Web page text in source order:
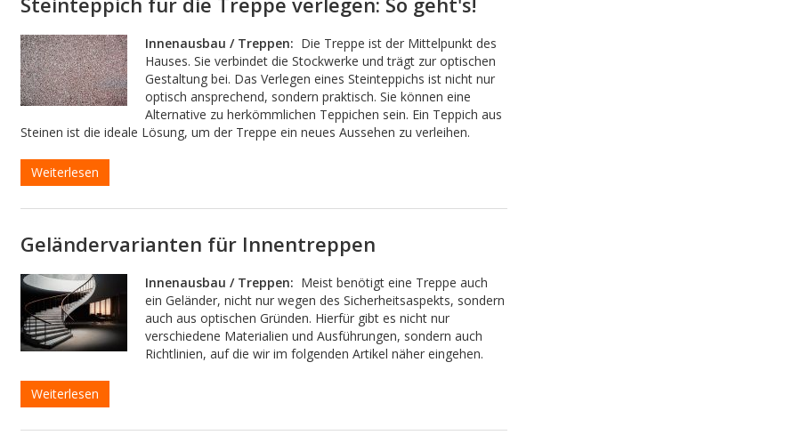
Innenausbau / Treppen: Die Treppe ist der Mittelpunkt des
Hauses. Sie verbindet die Stockwerke und trägt zur optischen
Gestaltung bei. Das Verlegen eines Steinteppichs ist nicht nur
optisch ansprechend, sondern praktisch. Sie können eine
Alternative zu herkömmlichen Teppichen sein. Ein Teppich aus
Steinen ist die ideale Lösung, um der Treppe ein neues Aussehen zu verleihen.
Weiterlesen
Geländervarianten für Innentreppen
Innenausbau / Treppen: Meist benötigt eine Treppe auch
ein Geländer, nicht nur wegen des Sicherheitsaspekts, sondern
auch aus optischen Gründen. Hierfür gibt es nicht nur
verschiedene Materialien und Ausführungen, sondern auch
Richtlinien, auf die wir im folgenden Artikel näher eingehen.
Weiterlesen